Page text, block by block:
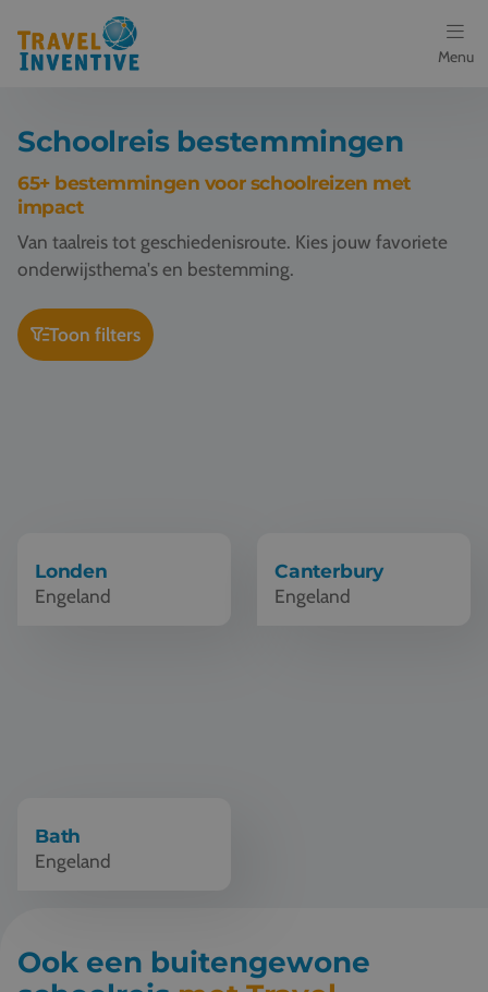
Menu
Bestemmingen
Schoolreis thema's
Voor docenten
Over ons
Een offerte aanvragen
076 522 30 57
Schoolreis bestemmingen
65+ bestemmingen voor schoolreizen met
impact
Van taalreis tot geschiedenisroute. Kies jouw favoriete
onderwijsthema's en bestemming.
Toon filters
Londen
Engeland
Canterbury
Engeland
Bath
Engeland
Ook een buitengewone